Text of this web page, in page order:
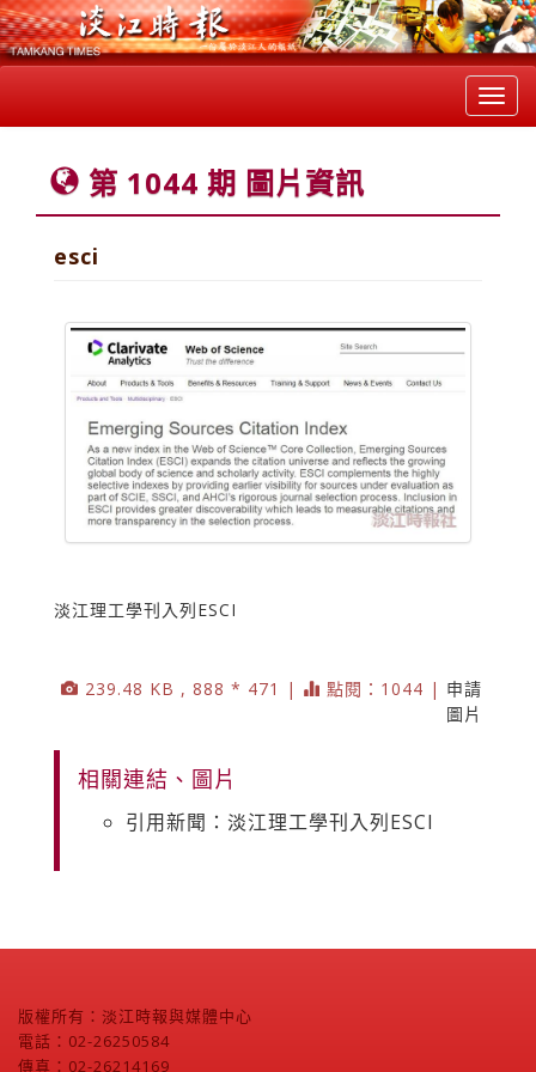
第 1044 期 圖片資訊
esci
淡江理工學刊入列ESCI
239.48 KB , 888 * 471 | 點閱：1044 | 申請
圖片
相關連結、圖片
引用新聞：淡江理工學刊入列ESCI
版權所有：淡江時報與媒體中心
電話：02-26250584
傳真：02-26214169